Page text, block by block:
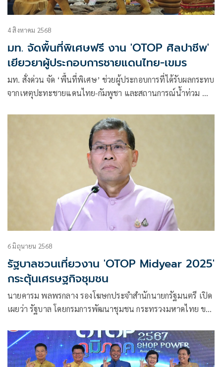
4 สิงหาคม 2568
มท. จัดพื้นที่พิเศษฟรี งาน 'OTOP ศิลปาชีพ'
เยียวยาผู้ประกอบการชายแดนไทย-เขมร
มท. สั่งด่วน จัด ‘พื้นที่พิเศษ’ ช่วยผู้ประกอบการที่ได้รับผลกระทบ
จากเหตุปะทะชายแดนไทย-กัมพูชา และสถานการณ์น้ำท่วม นำ
6 มิถุนายน 2568
รัฐบาลชวนเที่ยวงาน 'OTOP Midyear 2025'
กระตุ้นเศรษฐกิจชุมชน
นายคารม พลพรกลาง รองโฆษกประจำสำนักนายกรัฐมนตรี เปิด
เผยว่า รัฐบาล โดยกรมการพัฒนาชุมชน กระทรวงมหาดไทย ขอ